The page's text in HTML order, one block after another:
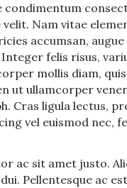
condimentum
Nam vitae
accumsan,
felis risus,
mollis diam,
ut ullamcorper
Cras ligula lectus,
vel euismod nec,
ac sit amet justo.
Pellentesque ac